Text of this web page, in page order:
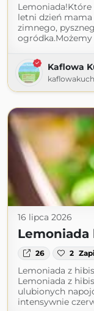
Lemoniada!Które
letni dzień mama
zimnego,
ogródka.Możemy
Kaflowa
16 lipca 2026
26 2
Lemoniada z
Lemoniada z
ulubionych
intensywnie